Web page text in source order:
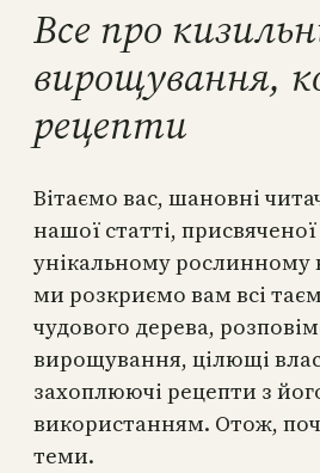
Все про
вирощування,
рецепти
Вітаємо вас, шановні
нашої статті,
унікальному рослинному
ми розкриємо вам всі
чудового дерева,
вирощування, цілющі
захоплюючі рецепти з
використанням. Отож,
теми.